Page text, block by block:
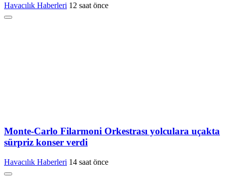
Havacılık Haberleri 12 saat önce
Monte-Carlo Filarmoni Orkestrası yolculara uçakta
sürpriz konser verdi
Havacılık Haberleri 14 saat önce